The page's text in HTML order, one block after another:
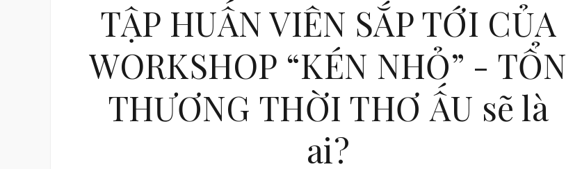
TẬP HUẤN VIÊN SẮP TỚI CỦA
WORKSHOP “KÉN NHỎ” - TỔN
THƯƠNG THỜI THƠ ẤU sẽ là
ai?